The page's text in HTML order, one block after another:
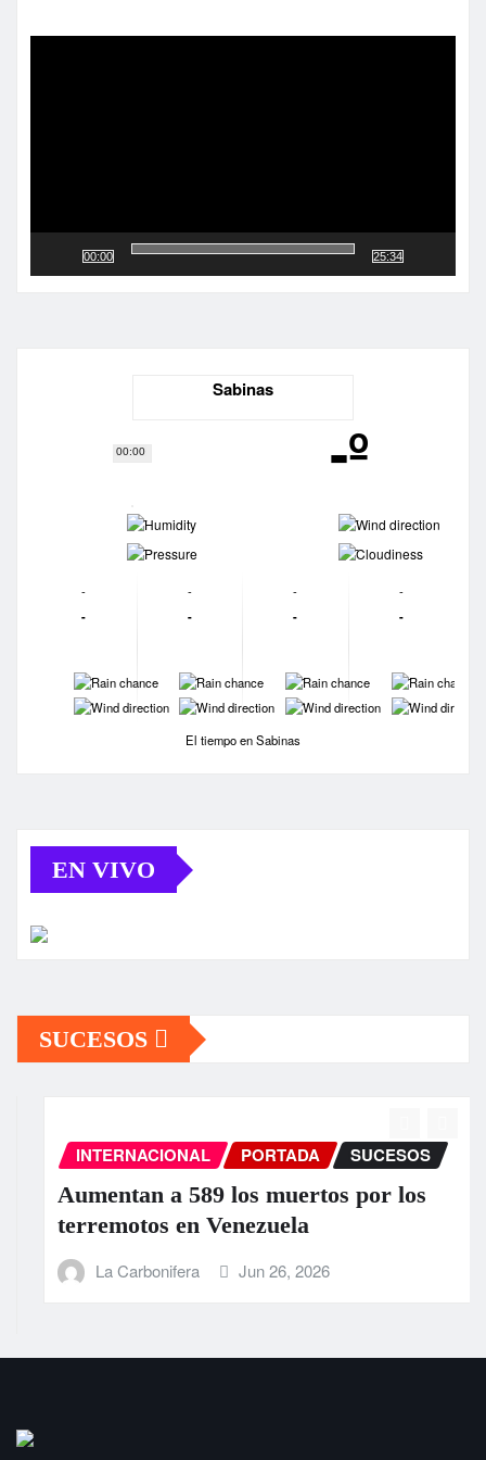
00:00
00:00
25:34
Sabinas
-º
-
-
-
-
-
-
-
-
-
-
-
-
-
-
-
-
-
-
-
-
El tiempo en Sabinas
EN VIVO
SUCESOS
INTERNACIONAL PORTADA SUCESOS
Aumentan a 589 los muertos por los
terremotos en Venezuela
La Carbonifera Jun 26, 2026